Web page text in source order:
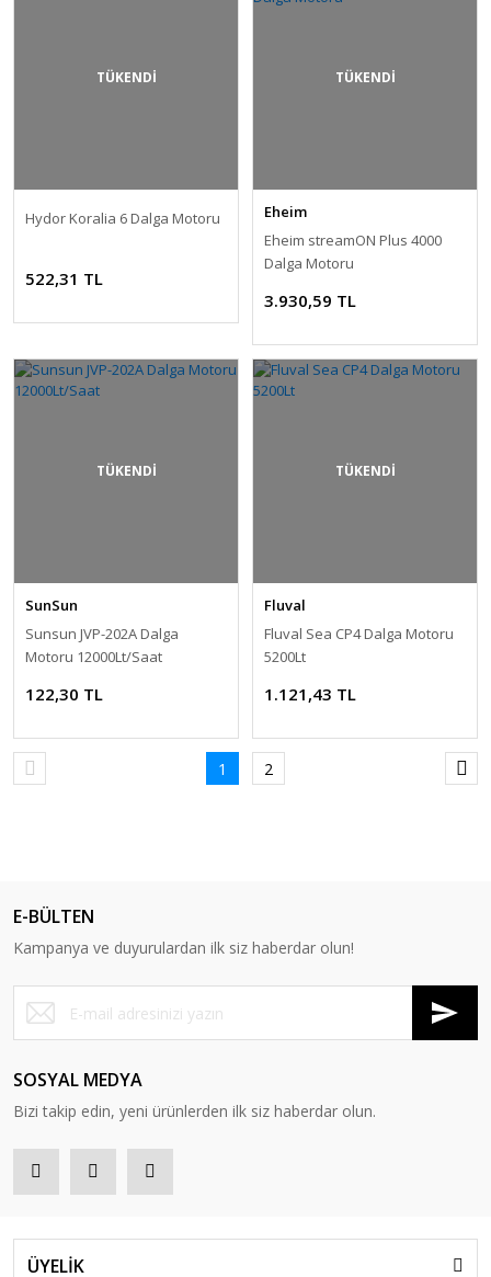
TÜKENDİ
Hydor Koralia 6 Dalga Motoru
522,31 TL
TÜKENDİ
Eheim
Eheim streamON Plus 4000
Dalga Motoru
3.930,59 TL
TÜKENDİ
SunSun
Sunsun JVP-202A Dalga
Motoru 12000Lt/Saat
122,30 TL
TÜKENDİ
Fluval
Fluval Sea CP4 Dalga Motoru
5200Lt
1.121,43 TL
1 2
E-BÜLTEN
Kampanya ve duyurulardan ilk siz haberdar olun!
SOSYAL MEDYA
Bizi takip edin, yeni ürünlerden ilk siz haberdar olun.
ÜYELİK